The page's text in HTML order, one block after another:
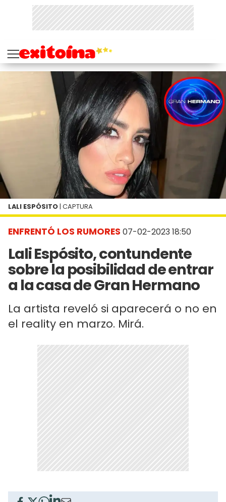
ENFRENTÓ LOS RUMORES 07-02-2023 18:50
Lali Espósito, contundente
sobre la posibilidad de entrar
a la casa de Gran Hermano
La artista reveló si aparecerá o no en
el reality en marzo. Mirá.
LALI ESPÓSITO | CAPTURA